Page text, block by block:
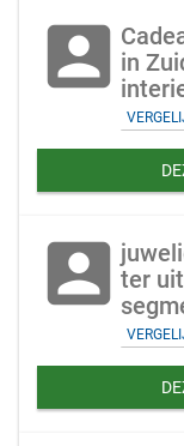
account_box in
account_boxter